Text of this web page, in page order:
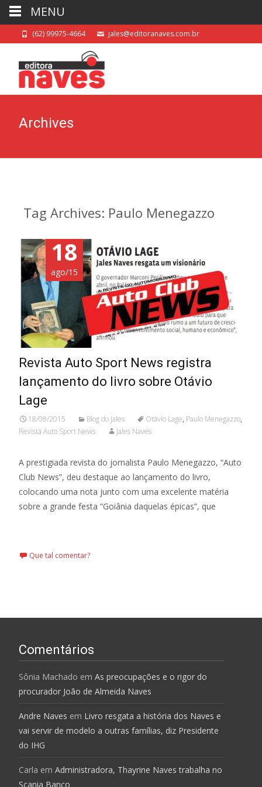
(62) 99975-4664 jales@editoranaves.com.br
Archives
Tag Archives: Paulo Menegazzo
18
ago/15
Revista Auto Sport News registra
lançamento do livro sobre Otávio
Lage
18/08/2015 Blog do Jales Otávio Lage, Paulo Menegazzo,
Revista Auto Sport News
Jales Naves
A prestigiada revista do jornalista Paulo Menegazzo, “Auto
Club News”, deu destaque ao lançamento do livro,
colocando uma nota junto com uma excelente matéria
sobre a grande festa “Goiânia daquelas épicas”, que
Que tal comentar?
Comentários
Sônia Machado em As preocupações e o rigor do
procurador João de Almeida Naves
Andre Naves em Livro resgata a história dos Naves e
vai servir de modelo a outras famílias, diz Presidente
do IHG
Carla em Administradora, Thayrine Naves trabalha no
Scania Banco
MENU